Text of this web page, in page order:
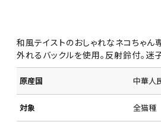
和風テイストのおしゃれなネコちゃん
外れるバックルを使用。反射鈴付。迷
原産国 中華人
対象 全猫種